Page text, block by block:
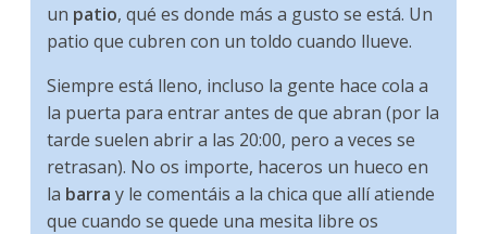
un patio, qué es donde más a gusto se está. Un
patio que cubren con un toldo cuando llueve.
Siempre está lleno, incluso la gente hace cola a
la puerta para entrar antes de que abran (por la
tarde suelen abrir a las 20:00, pero a veces se
retrasan). No os importe, haceros un hueco en
la barra y le comentáis a la chica que allí atiende
que cuando se quede una mesita libre os